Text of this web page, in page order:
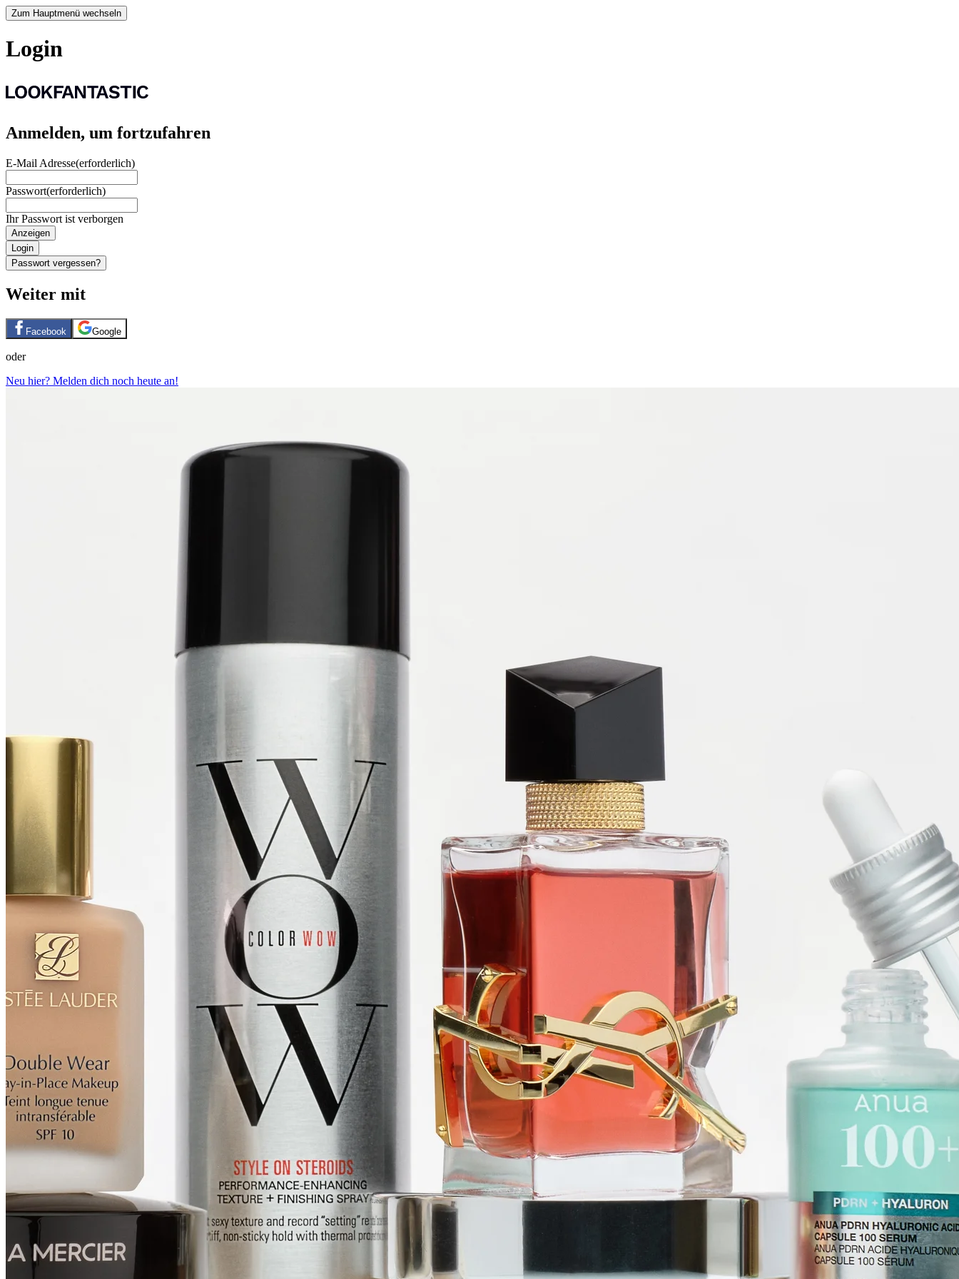
Zum Hauptmenü wechseln
Login
Anmelden, um fortzufahren
E-Mail Adresse(erforderlich)
Passwort(erforderlich)
Ihr Passwort ist verborgen
Anzeigen
Login
Passwort vergessen?
Weiter mit
Facebook Google
oder
Neu hier? Melden dich noch heute an!